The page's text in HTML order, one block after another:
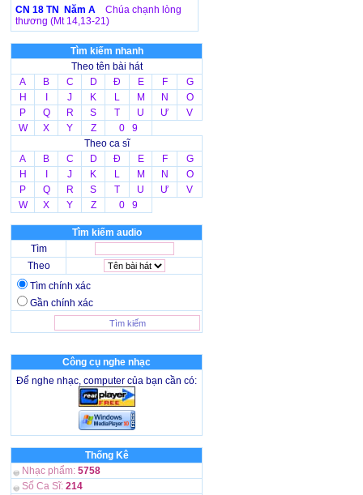
CN 18 TN Năm A
Chúa chạnh lòng
thương (Mt 14,13-21)
Tìm kiếm nhanh
Theo tên bài hát
A
B C D Đ E F
G
H
J K L M N
O
P
Q R S T U Ư
V
W
X Y Z
0 9
Theo ca sĩ
A
B C D Đ E F
G
H
J K L M N
O
P
Q R S T U Ư
V
W
X Y Z 0 9
Tìm kiếm audio
Tìm
Theo
Tìm chính xác
Gần chính xác
Công cụ nghe nhạc
Để nghe nhạc, computer của bạn cần có:
Thống Kê
Nhạc phẩm: 5758
Số Ca Sĩ: 214